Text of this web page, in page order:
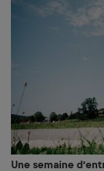
Une semaine